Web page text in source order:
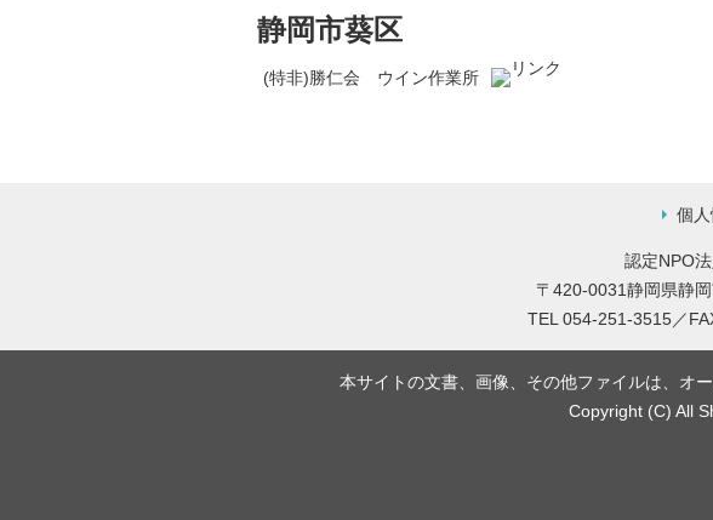
静岡市葵区
(特非)勝仁会 ウイン作業所
個
認定NPO
〒420-0031静岡県静
TEL 054-251-3515／
本サイトの文書、画像、その他ファイルは、オ
Copyright (C) All